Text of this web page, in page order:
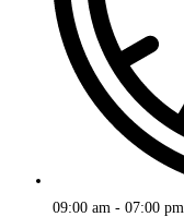
09:00 am - 07:00 pm